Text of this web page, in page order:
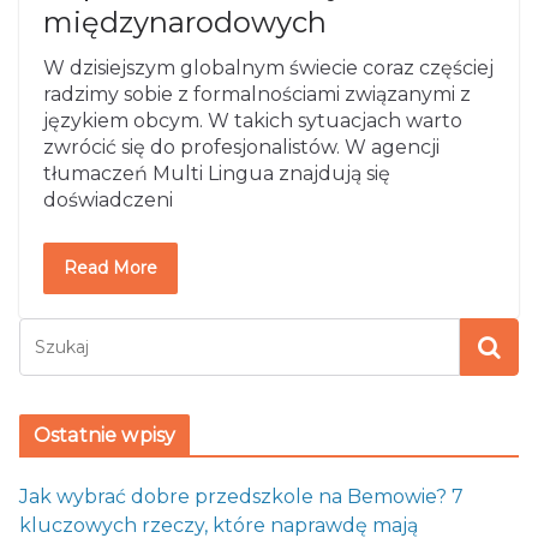
międzynarodowych
W dzisiejszym globalnym świecie coraz częściej
radzimy sobie z formalnościami związanymi z
językiem obcym. W takich sytuacjach warto
zwrócić się do profesjonalistów. W agencji
tłumaczeń Multi Lingua znajdują się
doświadczeni
Read More
Ostatnie wpisy
Jak wybrać dobre przedszkole na Bemowie? 7
kluczowych rzeczy, które naprawdę mają